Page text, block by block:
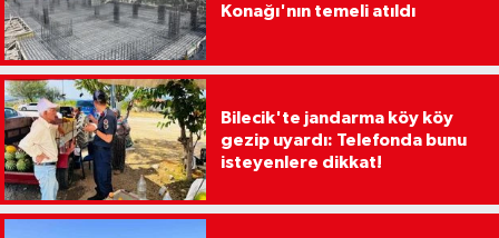
Konağı'nın temeli atıldı
Bilecik'te jandarma köy köy
gezip uyardı: Telefonda bunu
isteyenlere dikkat!